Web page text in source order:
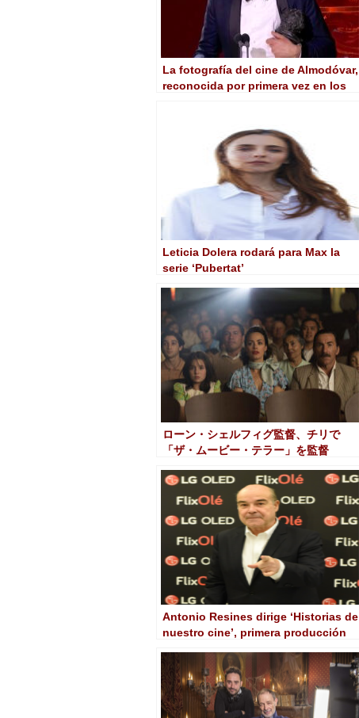
La fotografía del cine de Almodóvar,
reconocida por primera vez en los
Leticia Dolera rodará para Max la
serie ‘Pubertat’
ローン・シェルフィグ監督、チリで
「ザ・ムービー・テラー」を監督
Antonio Resines dirige ‘Historias de
nuestro cine’, primera producción